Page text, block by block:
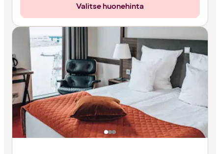
Valitse huonehinta